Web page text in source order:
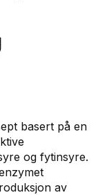
basert på en
og fytinsyre.
av